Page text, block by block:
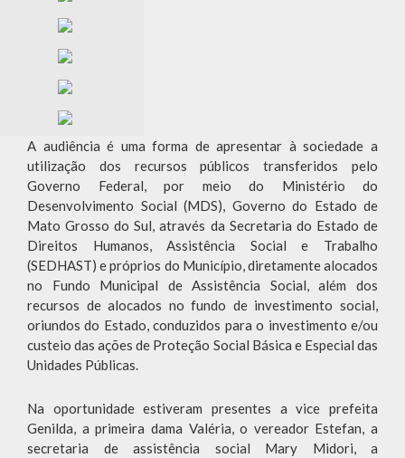
A audiência é uma forma de apresentar à sociedade a
utilização dos recursos públicos transferidos pelo
Governo Federal, por meio do Ministério do
Desenvolvimento Social (MDS), Governo do Estado de
Mato Grosso do Sul, através da Secretaria do Estado de
Direitos Humanos, Assistência Social e Trabalho
(SEDHAST) e próprios do Município, diretamente alocados
no Fundo Municipal de Assistência Social, além dos
recursos de alocados no fundo de investimento social,
oriundos do Estado, conduzidos para o investimento e/ou
custeio das ações de Proteção Social Básica e Especial das
Unidades Públicas.
Na oportunidade estiveram presentes a vice prefeita
Genilda, a primeira dama Valéria, o vereador Estefan, a
secretaria de assistência social Mary Midori, a